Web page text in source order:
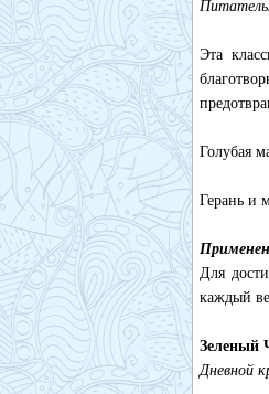
Эта
Голубая
Герань и
Для
каждый
Зеленый
Дневной